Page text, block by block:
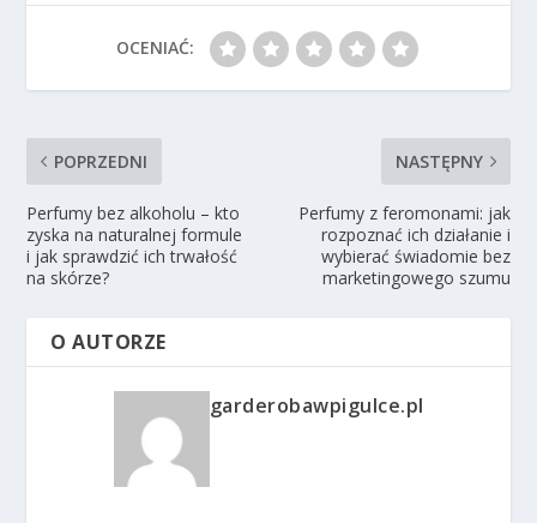
OCENIAĆ:
POPRZEDNI
Perfumy bez alkoholu – kto
zyska na naturalnej formule
i jak sprawdzić ich trwałość
na skórze?
NASTĘPNY
Perfumy z feromonami: jak
rozpoznać ich działanie i
wybierać świadomie bez
marketingowego szumu
O AUTORZE
garderobawpigulce.pl